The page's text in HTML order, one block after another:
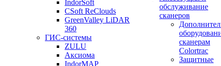
IndorSoft
CSoft ReClouds
GreenValley LiDAR
360
ГИС-системы
ZULU
Аксиома
IndorMAP
обслуживание
сканеров
сканерам
Colortrac
Защитные